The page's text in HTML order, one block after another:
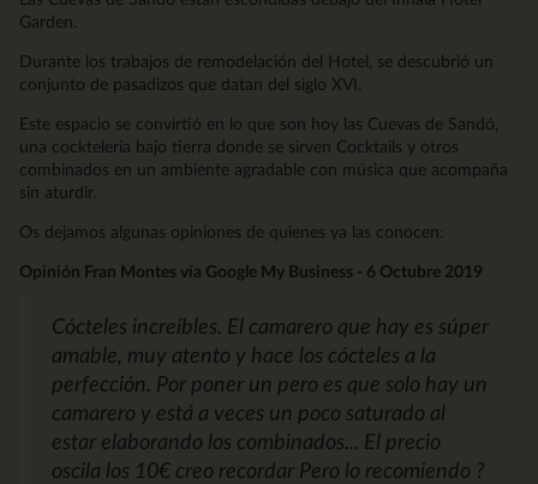
Garden.
Durante los trabajos de remodelación del Hotel, se descubrió un
conjunto de pasadizos que datan del siglo XVI.
Este espacio se convirtió en lo que son hoy las Cuevas de Sandó,
una cocktelería bajo tierra donde se sirven Cocktails y otros
combinados en un ambiente agradable con música que acompaña
sin aturdir.
Os dejamos algunas opiniones de quienes ya las conocen:
Opinión Fran Montes vía Google My Business - 6 Octubre 2019
Cócteles increíbles. El camarero que hay es súper
amable, muy atento y hace los cócteles a la
perfección. Por poner un pero es que solo hay un
camarero y está a veces un poco saturado al
estar elaborando los combinados... El precio
oscila los 10€ creo recordar Pero lo recomiendo ?